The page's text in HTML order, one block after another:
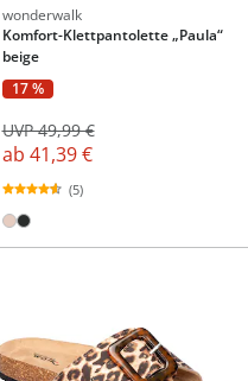
wonderwalk
Komfort-Klettpantolette „Paula“
beige
17 %
ab 41,39 €
UVP 49,99 €
(5)